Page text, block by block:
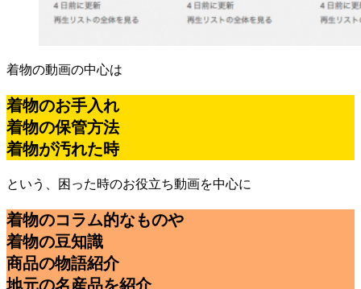
着物の動画の中心は
着物のお手入れ
着物の保管方法
着物が汚れた時
という、困った時のお役立ち動画を中心に
着物のコラム的なものや
着物の豆知識
商品の物語紹介
地元の名産品を紹介